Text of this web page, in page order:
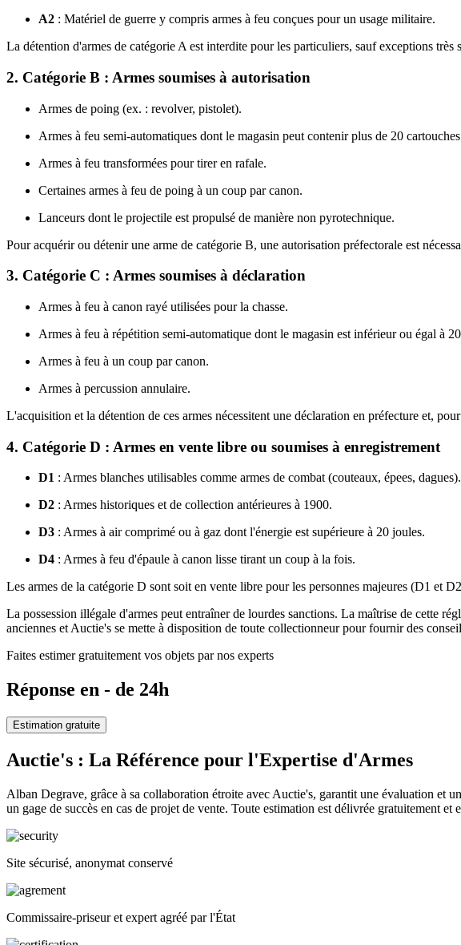
A2 : Matériel de guerre y compris armes à feu conçues pour un usage militaire.
La détention d'armes de catégorie A est interdite pour les particuliers, sauf exceptions très
2. Catégorie B : Armes soumises à autorisation
Armes de poing (ex. : revolver, pistolet).
Armes à feu semi-automatiques dont le magasin peut contenir plus de 20
Armes à feu transformées pour tirer en rafale.
Certaines armes à feu de poing à un coup par canon.
Lanceurs dont le projectile est propulsé de manière non pyrotechnique.
Pour acquérir ou détenir une arme de catégorie B, une autorisation préfectorale est
3. Catégorie C : Armes soumises à déclaration
Armes à feu à canon rayé utilisées pour la chasse.
Armes à feu à répétition semi-automatique dont le magasin est inférieur ou égal à
Armes à feu à un coup par canon.
Armes à percussion annulaire.
L'acquisition et la détention de ces armes nécessitent une déclaration en préfecture et,
4. Catégorie D : Armes en vente libre ou soumises à enregistrement
D1 : Armes blanches utilisables comme armes de combat (couteaux, épees, dagues).
D2 : Armes historiques et de collection antérieures à 1900.
D3 : Armes à air comprimé ou à gaz dont l'énergie est supérieure à 20 joules.
D4 : Armes à feu d'épaule à canon lisse tirant un coup à la fois.
Les armes de la catégorie D sont soit en vente libre pour les personnes majeures (D1 et
La possession illégale d'armes peut entraîner de lourdes sanctions. La maîtrise de cette
anciennes et Auctie's se mette à disposition de toute collectionneur pour fournir des
Faites estimer gratuitement vos objets par nos experts
Réponse en - de 24h
Estimation gratuite
Auctie's : La Référence pour l'Expertise d'Armes
Alban Degrave, grâce à sa collaboration étroite avec Auctie's, garantit une évaluation et
un gage de succès en cas de projet de vente. Toute estimation est délivrée gratuitement et
Site sécurisé, anonymat conservé
Commissaire-priseur et expert agréé par l'État